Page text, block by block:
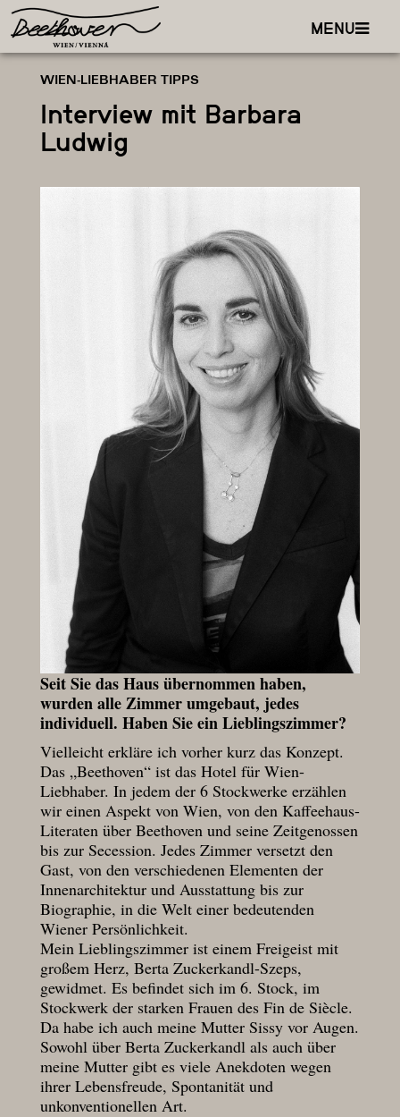
MENU
WIEN-LIEBHABER TIPPS
Interview mit Barbara
Ludwig
Seit Sie das Haus übernommen haben,
wurden alle Zimmer umgebaut, jedes
individuell. Haben Sie ein Lieblingszimmer?
Vielleicht erkläre ich vorher kurz das Konzept.
Das „Beethoven“ ist das Hotel für Wien-
Liebhaber. In jedem der 6 Stockwerke erzählen
wir einen Aspekt von Wien, von den Kaffeehaus-
Literaten über Beethoven und seine Zeitgenossen
bis zur Secession. Jedes Zimmer versetzt den
Gast, von den verschiedenen Elementen der
Innenarchitektur und Ausstattung bis zur
Biographie, in die Welt einer bedeutenden
Wiener Persönlichkeit.
Mein Lieblingszimmer ist einem Freigeist mit
großem Herz, Berta Zuckerkandl-Szeps,
gewidmet. Es befindet sich im 6. Stock, im
Stockwerk der starken Frauen des Fin de Siècle.
Da habe ich auch meine Mutter Sissy vor Augen.
Sowohl über Berta Zuckerkandl als auch über
meine Mutter gibt es viele Anekdoten wegen
ihrer Lebensfreude, Spontanität und
unkonventionellen Art.